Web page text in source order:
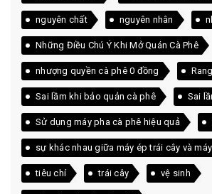
nguyên chất nguyên nhân
Những Điều Chú Ý Khi Mở Quán Cà Phê
nhượng quyền cà phê 0 đồng
Sai lầm khi bảo quản cà phê Sai
Sử dụng máy pha cà phê hiệu quả
sự khác nhau giữa máy ép trái cây và
tiêu chí trái cây vệ sinh